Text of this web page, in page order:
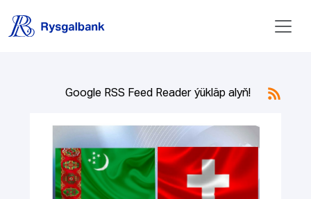
Google RSS Feed Reader ýükläp alyň!